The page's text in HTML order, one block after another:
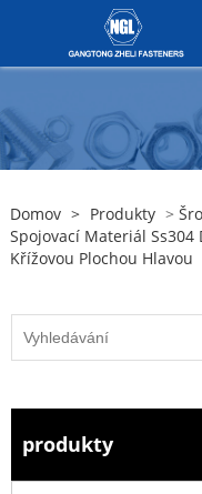
Domov > Produkty >
Spojovací Materiál Ss304
Křížovou Plochou Hlavou
produkty